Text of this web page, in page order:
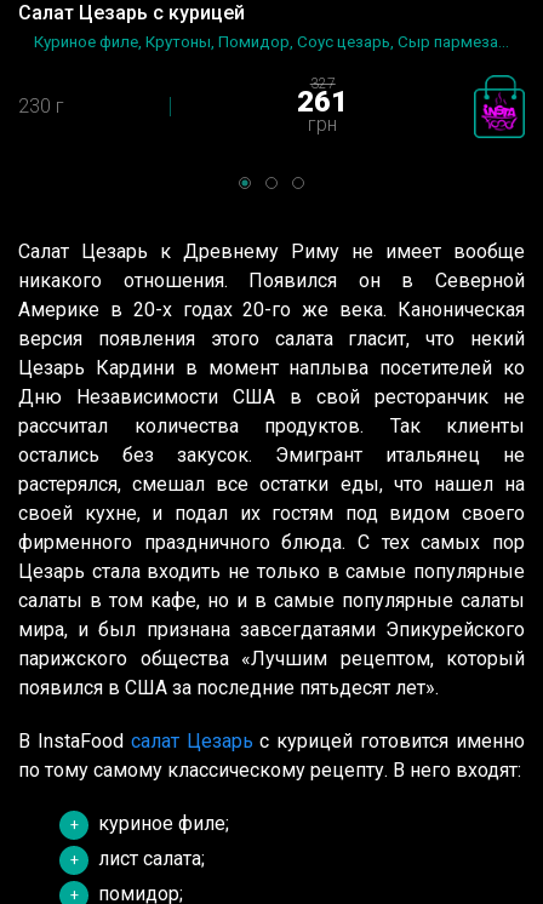
Салат Цезарь с курицей
Куриное филе, Крутоны, Помидор, Соус цезарь, Сыр пармеза...
230 г
327
261
грн
Салат Цезарь к Древнему Риму не имеет вообще
никакого отношения. Появился он в Северной
Америке в 20-х годах 20-го же века. Каноническая
версия появления этого салата гласит, что некий
Цезарь Кардини в момент наплыва посетителей ко
Дню Независимости США в свой ресторанчик не
рассчитал количества продуктов. Так клиенты
остались без закусок. Эмигрант итальянец не
растерялся, смешал все остатки еды, что нашел на
своей кухне, и подал их гостям под видом своего
фирменного праздничного блюда. С тех самых пор
Цезарь стала входить не только в самые популярные
салаты в том кафе, но и в самые популярные салаты
мира, и был признана завсегдатаями Эпикурейского
парижского общества «Лучшим рецептом, который
появился в США за последние пятьдесят лет».
В InstaFood салат Цезарь с курицей готовится именно
по тому самому классическому рецепту. В него входят:
куриное филе;
лист салата;
помидор;